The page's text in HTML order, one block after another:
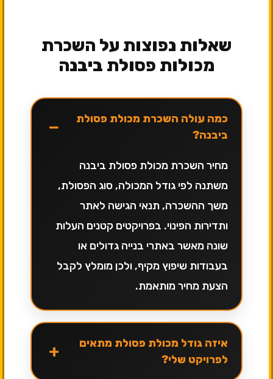
שאלות נפוצות על השכרת
מכולות פסולת ביבנה
כמה עולה השכרת מכולת פסולת
ביבנה?
−
מחיר השכרת מכולת פסולת ביבנה
משתנה לפי גודל המכולה, סוג הפסולת,
משך ההשכרה, תנאי הגישה לאתר
ותדירות הפינוי. בפרויקטים קטנים העלות
שונה מאשר באתרי בנייה גדולים או
בעבודות שיפוץ מקיף, ולכן מומלץ לקבל
הצעת מחיר מותאמת.
איזה גודל מכולת פסולת מתאים
לפרויקט שלי?
+